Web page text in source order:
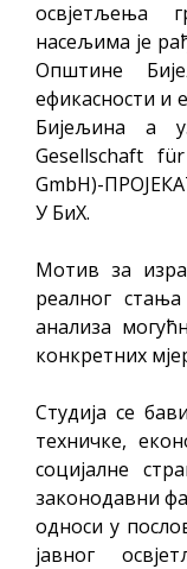
освјетљења
насељима је
Општине
ефикасности и
Бијељина а
Gesellschaft
GmbH)-
У БиХ.
Мотив за
реалног
анализа
конкретних
Студија се
техничке,
социјалне
законодавни
односи у
јавног